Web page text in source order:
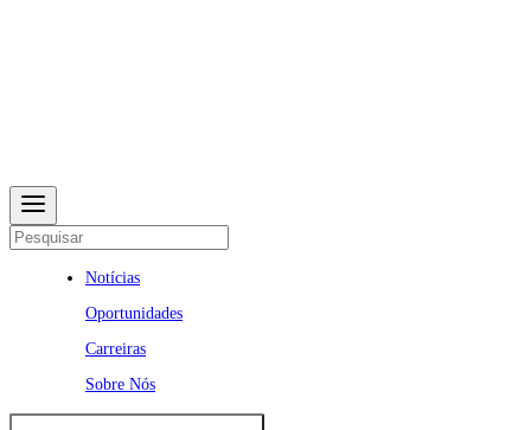
Notícias
Oportunidades
Carreiras
Sobre Nós